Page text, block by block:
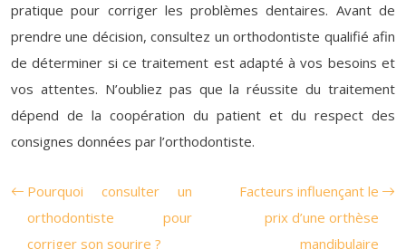
pratique pour corriger les problèmes dentaires. Avant de
prendre une décision, consultez un orthodontiste qualifié afin
de déterminer si ce traitement est adapté à vos besoins et
vos attentes. N’oubliez pas que la réussite du traitement
dépend de la coopération du patient et du respect des
consignes données par l’orthodontiste.
Pourquoi consulter un
orthodontiste pour
corriger son sourire ?
Facteurs influençant le
prix d’une orthèse
mandibulaire